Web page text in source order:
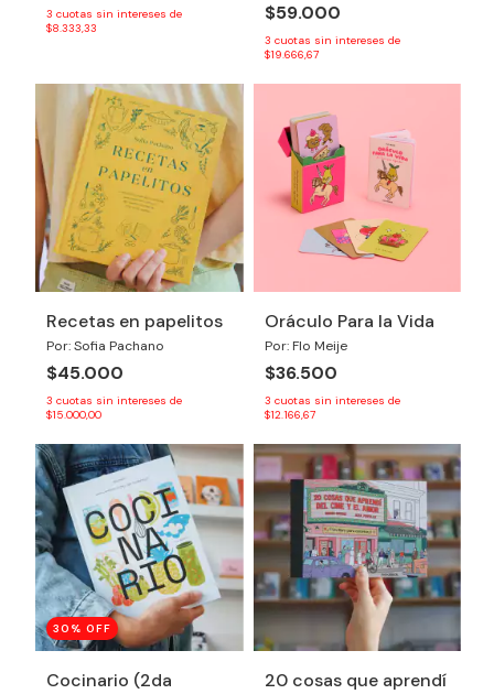
3 cuotas sin intereses de
$8.333,33
$59.000
3 cuotas sin intereses de
$19.666,67
Recetas en papelitos
Por: Sofia Pachano
$45.000
3 cuotas sin intereses de
$15.000,00
Oráculo Para la Vida
Por: Flo Meije
$36.500
3 cuotas sin intereses de
$12.166,67
30 % OFF
Cocinario (2da
20 cosas que aprendí